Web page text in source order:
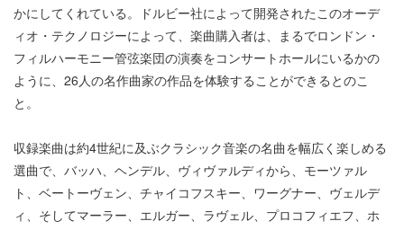
かにしてくれている。ドルビー社によって開発されたこのオーデ
ィオ・テクノロジーによって、楽曲購入者は、まるでロンドン・
フィルハーモニー管弦楽団の演奏をコンサートホールにいるかの
ように、26人の名作曲家の作品を体験することができるとのこ
と。
収録楽曲は約4世紀に及ぶクラシック音楽の名曲を幅広く楽しめる
選曲で、バッハ、ヘンデル、ヴィヴァルディから、モーツァル
ト、ベートーヴェン、チャイコフスキー、ワーグナー、ヴェルデ
ィ、そしてマーラー、エルガー、ラヴェル、プロコフィエフ、ホ